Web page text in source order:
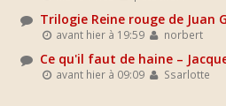
Trilogie Reine rouge de Juan
avant hier à 19:59 norbert
Ce qu'il faut de haine –
avant hier à 09:09 Ssarlotte